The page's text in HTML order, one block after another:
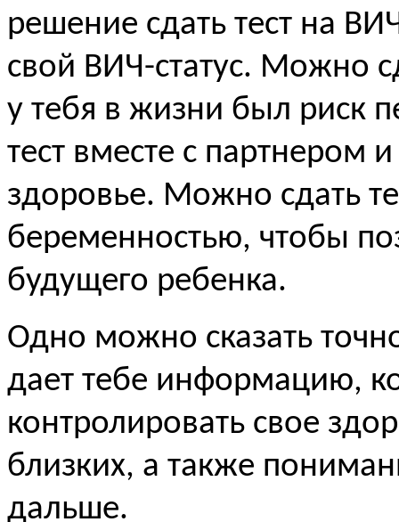
решение сдать тест на
свой ВИЧ-статус. Можно
у тебя в жизни был риск
тест вместе с партнером
здоровье. Можно сдать
беременностью, чтобы
будущего ребенка.
Одно можно сказать
дает тебе информацию,
контролировать свое
близких, а также
дальше.